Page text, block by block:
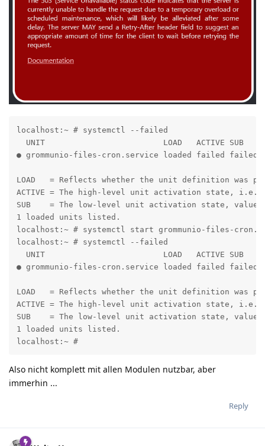
localhost:~ # systemctl --failed
UNIT                         LOAD   ACTIVE SUB
● grommunio-files-cron.service loaded failed failed
LOAD   = Reflects whether the unit definition was
ACTIVE = The high-level unit activation state, i.e.
SUB    = The low-level unit activation state, values
1 loaded units listed.
localhost:~ # systemctl start grommunio-files-
localhost:~ # systemctl --failed
UNIT                         LOAD   ACTIVE SUB
● grommunio-files-cron.service loaded failed failed
LOAD   = Reflects whether the unit definition was
ACTIVE = The high-level unit activation state, i.e.
SUB    = The low-level unit activation state, values
1 loaded units listed.
localhost:~ #
Also nicht komplett mit allen Modulen nutzbar, aber
immerhin ...
Reply